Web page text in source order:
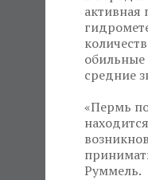
активная
средние
«Пермь
Руммель.